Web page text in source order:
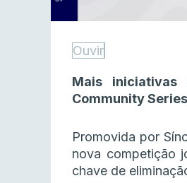
Ouvir
Mais
Community
Promovida por
nova competição
chave de